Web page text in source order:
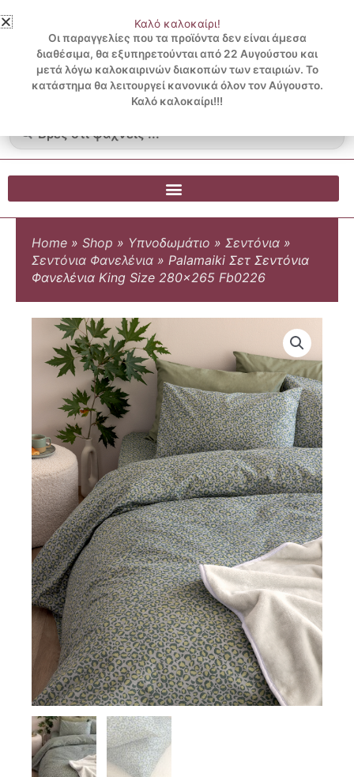
στο
περιεχόμενο
3 ΔΟΣΕΙΣ ΧΩΡΙΣ ΠΙΣΤΩΤΙΚΗ ΜΕ KLARNA
...
Λογαριασμός
Blog
0.00€
0
Cart
Home » Shop » Υπνοδωμάτιο » Σεντόνια »
Σεντόνια Φανελένια » Palamaiki Σετ Σεντόνια
Φανελένια King Size 280×265 Fb0226
Καλό καλοκαίρι!
Οι παραγγελίες που τα προϊόντα δεν είναι άμεσα
διαθέσιμα, θα εξυπηρετούνται από 22 Αυγούστου και
μετά λόγω καλοκαιρινών διακοπών των εταιριών. Το
κατάστημα θα λειτουργεί κανονικά όλον τον Αύγουστο.
Καλό καλοκαίρι!!!